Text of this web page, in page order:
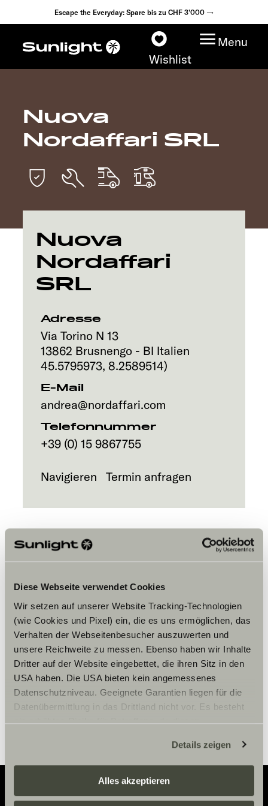
Diese Webseite verwendet Cookies
Wir setzen auf unserer Website Tracking-Technologien
(wie Cookies und Pixel) ein, die es uns ermöglichen, das
Verhalten der Webseitenbesucher auszuwerten und
unsere Reichweite zu messen. Ebenso haben wir Inhalte
Dritter auf der Website eingebettet, die ihren Sitz in den
USA haben. Die USA bieten kein angemessenes
Datenschutzniveau. Geeignete Garantien liegen für die
Datenübermittlung in das Drittland nicht vor. Es besteht
ein erhöhtes Risiko für Betroffene, da diesen
zustehen. Eingesetzte Dienstleister können Daten für
eigene Zwecke verarbeiten und mit anderen Daten
zusammenführen. Weitere Informationen finden Sie hier:
Datenschutzerklärung
Details zeigen
Alles akzeptieren
Escape the Everyday: Spare bis zu CHF 3'000 →
Wishlist
Menu
Modelle
Fahrzeugfinder
Explore
Service
Nuova
Nordaffari SRL
Nuova
Nordaffari
SRL
Adresse
Via Torino N 13
13862 Brusnengo - BI Italien
45.5795973, 8.2589514)
E-Mail
andrea@nordaffari.com
Telefonnummer
+39 (0) 15 9867755
Navigieren Termin anfragen
Cookies, um die Inhalte zu sehen.
Cookie-Einstellungen